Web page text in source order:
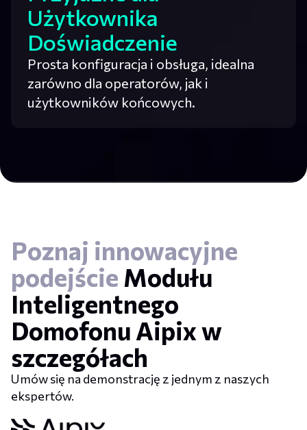
Użytkownika
Doświadczenie
Prosta konfiguracja i obsługa, idealna
zarówno dla operatorów, jak i
użytkowników końcowych.
Poznaj innowacyjne
podejście Modułu
Inteligentnego
Domofonu Aipix w
szczegółach
Umów się na demonstrację z jednym z naszych
ekspertów.